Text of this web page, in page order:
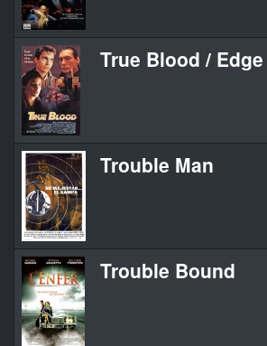
True Blood /
Trouble Man
Trouble Bound